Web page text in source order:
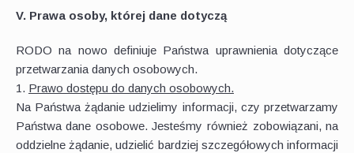
V. Prawa osoby, której dane dotyczą
RODO na nowo definiuje Państwa uprawnienia dotyczące
przetwarzania danych osobowych.
1. Prawo dostępu do danych osobowych.
Na Państwa żądanie udzielimy informacji, czy przetwarzamy
Państwa dane osobowe. Jesteśmy również zobowiązani, na
oddzielne żądanie, udzielić bardziej szczegółowych informacji